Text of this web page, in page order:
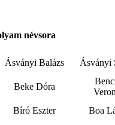
névsora
Ásványi Balázs Ásványi
Beke Dóra
Bíró Eszter
Boa